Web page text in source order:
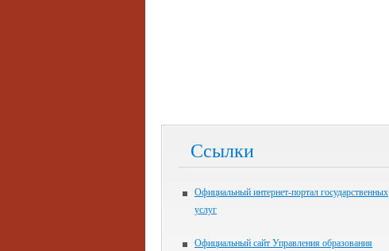
Ссылки
Официальный интернет-портал государственных
услуг
Официальный сайт Управления образования